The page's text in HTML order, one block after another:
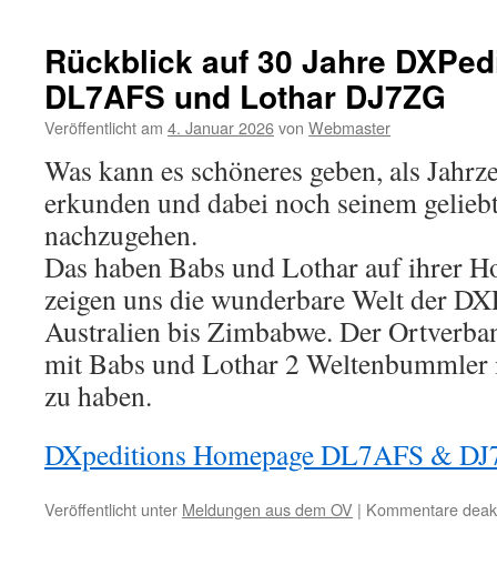
2026
Rückblick auf 30 Jahre
DL7AFS und Lothar DJ7ZG
Veröffentlicht am 4. Januar 2026von Webmaster
Was kann es schöneres geben, als
erkunden und dabei noch seinem
nachzugehen.
Das haben Babs und Lothar auf ihrer
zeigen uns die wunderbare Welt der
Australien bis Zimbabwe. Der
mit Babs und Lothar 2
zu haben.
DXpeditions Homepage DL7AFS &
Veröffentlicht unter Meldungen aus dem OV | Kommentare